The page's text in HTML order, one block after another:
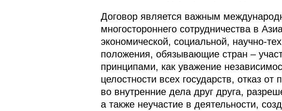
Договор является важным
многостороннего сотрудничества в
экономической, социальной, научно-
положения, обязывающие стран –
принципами, как уважение
целостности всех государств, отказ
во внутренние дела друг друга,
а также неучастие в деятельности,